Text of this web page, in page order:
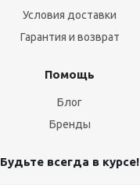
Условия доставки
Гарантия и возврат
Помощь
Блог
Бренды
Будьте всегда в курсе!